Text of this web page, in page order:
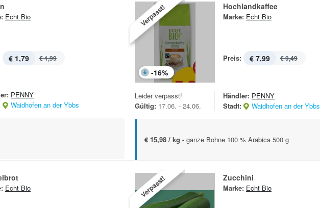
Echt Bio
€ 1,79 € 1,99
PENNY
Waidhofen an der Ybbs
Verpasst!
-16%
Hochlandkaffee
Marke: Echt Bio
Preis: € 7,99 € 9,49
Leider verpasst!
Gültig: 17.06. - 24.06.
Händler: PENNY
Stadt:
Waidhofen an der Ybbs
€ 15,98 / kg - ganze Bohne 100 % Arabica 500 g
Echt Bio Verpasst! Zucchini
Marke: Echt Bio